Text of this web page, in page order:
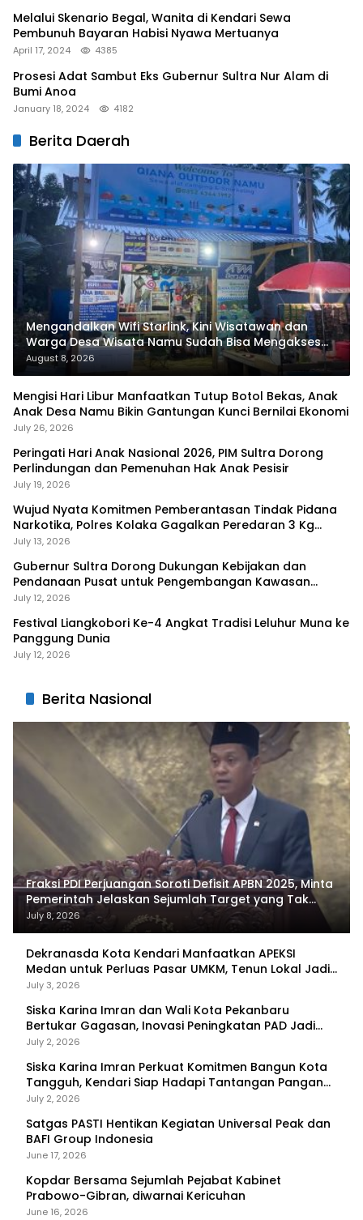
Melalui Skenario Begal, Wanita di Kendari Sewa
Pembunuh Bayaran Habisi Nyawa Mertuanya
April 17, 2024 4385
Prosesi Adat Sambut Eks Gubernur Sultra Nur Alam di
Bumi Anoa
January 18, 2024 4182
Berita Daerah
Mengandalkan Wifi Starlink, Kini Wisatawan dan
Warga Desa Wisata Namu Sudah Bisa Mengakses
Transaksi Digital
August 8, 2026
Mengisi Hari Libur Manfaatkan Tutup Botol Bekas, Anak
Anak Desa Namu Bikin Gantungan Kunci Bernilai Ekonomi
July 26, 2026
Peringati Hari Anak Nasional 2026, PIM Sultra Dorong
Perlindungan dan Pemenuhan Hak Anak Pesisir
July 19, 2026
Wujud Nyata Komitmen Pemberantasan Tindak Pidana
Narkotika, Polres Kolaka Gagalkan Peredaran 3 Kg
Sabu-Sabu
July 13, 2026
Gubernur Sultra Dorong Dukungan Kebijakan dan
Pendanaan Pusat untuk Pengembangan Kawasan
Liangkobhori
July 12, 2026
Festival Liangkobori Ke-4 Angkat Tradisi Leluhur Muna ke
Panggung Dunia
July 12, 2026
Berita Nasional
Fraksi PDI Perjuangan Soroti Defisit APBN 2025, Minta
Pemerintah Jelaskan Sejumlah Target yang Tak
Tercapai
July 8, 2026
Dekranasda Kota Kendari Manfaatkan APEKSI
Medan untuk Perluas Pasar UMKM, Tenun Lokal Jadi
Primadona
July 3, 2026
Siska Karina Imran dan Wali Kota Pekanbaru
Bertukar Gagasan, Inovasi Peningkatan PAD Jadi
Fokus Diskusi
July 2, 2026
Siska Karina Imran Perkuat Komitmen Bangun Kota
Tangguh, Kendari Siap Hadapi Tantangan Pangan
dan Bencana
July 2, 2026
Satgas PASTI Hentikan Kegiatan Universal Peak dan
BAFI Group Indonesia
June 17, 2026
Kopdar Bersama Sejumlah Pejabat Kabinet
Prabowo-Gibran, diwarnai Kericuhan
June 16, 2026